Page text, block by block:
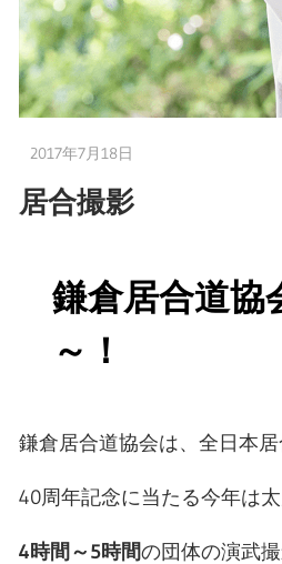
2017年7月18日
居合撮影
鎌倉居合道協
～！
鎌倉居合道協会は、全日本
40周年記念に当たる今年は
4時間～5時間の団体の演武